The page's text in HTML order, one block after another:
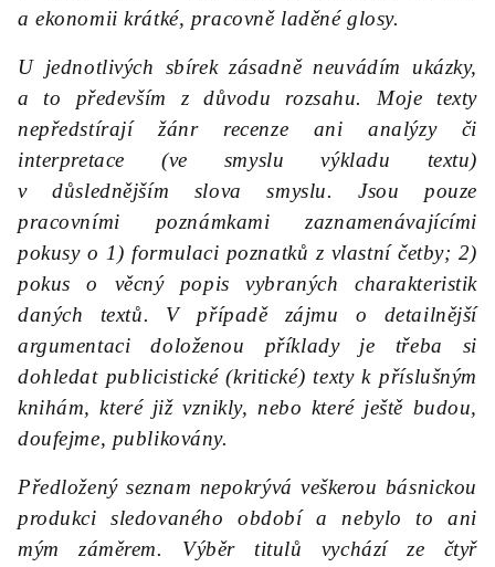
a ekonomii krátké, pracovně laděné glosy.
U jednotlivých sbírek zásadně neuvádím ukázky,
a to především z důvodu rozsahu. Moje texty
nepředstírají žánr recenze ani analýzy či
interpretace (ve smyslu výkladu textu)
v důslednějším slova smyslu. Jsou pouze
pracovními poznámkami zaznamenávajícími
pokusy o 1) formulaci poznatků z vlastní četby; 2)
pokus o věcný popis vybraných charakteristik
daných textů. V případě zájmu o detailnější
argumentaci doloženou příklady je třeba si
dohledat publicistické (kritické) texty k příslušným
knihám, které již vznikly, nebo které ještě budou,
doufejme, publikovány.
Předložený seznam nepokrývá veškerou básnickou
produkci sledovaného období a nebylo to ani
mým záměrem. Výběr titulů vychází ze čtyř